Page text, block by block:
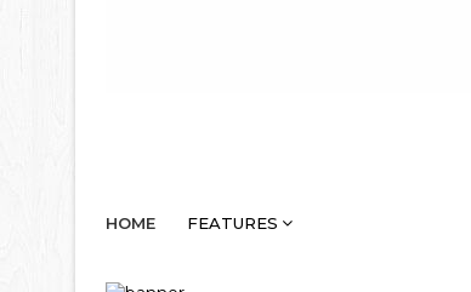
HOME FEATURES